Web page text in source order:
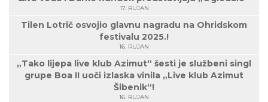
17. RUJAN
Tilen Lotrič osvojio glavnu nagradu na Ohridskom
festivalu 2025.!
16. RUJAN
„Tako lijepa live klub Azimut“ šesti je službeni singl
grupe Boa II uoči izlaska vinila „Live klub Azimut
Šibenik“!
16. RUJAN